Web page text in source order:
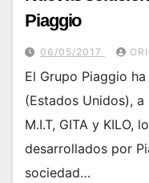
Piaggio
06/05/2017
El Grupo Piaggio
(Estados Unidos),
M.I.T, GITA y KILO,
desarrollados por
sociedad…